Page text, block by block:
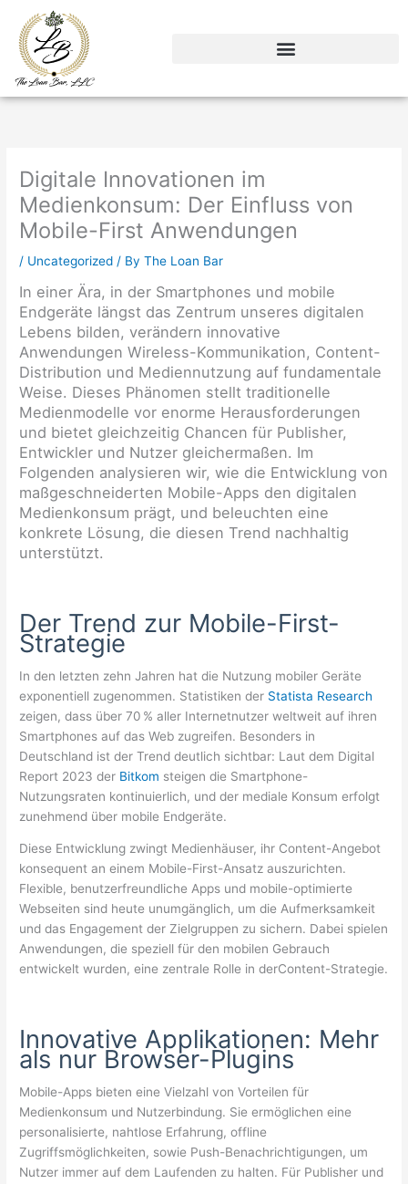
content
Digitale Innovationen im
Medienkonsum: Der Einfluss von
Mobile-First Anwendungen
/ Uncategorized / ByThe Loan Bar
In einer Ära, in der Smartphones und mobile
Endgeräte längst das Zentrum unseres digitalen
Lebens bilden, verändern innovative
Anwendungen Wireless-Kommunikation, Content-
Distribution und Mediennutzung auf fundamentale
Weise. Dieses Phänomen stellt traditionelle
Medienmodelle vor enorme Herausforderungen
und bietet gleichzeitig Chancen für Publisher,
Entwickler und Nutzer gleichermaßen. Im
Folgenden analysieren wir, wie die Entwicklung von
maßgeschneiderten Mobile-Apps den digitalen
Medienkonsum prägt, und beleuchten eine
konkrete Lösung, die diesen Trend nachhaltig
unterstützt.
Der Trend zur Mobile-First-
Strategie
In den letzten zehn Jahren hat die Nutzung mobiler Geräte
exponentiell zugenommen. Statistiken der Statista Research
zeigen, dass über 70 % aller Internetnutzer weltweit auf ihren
Smartphones auf das Web zugreifen. Besonders in
Deutschland ist der Trend deutlich sichtbar: Laut dem Digital
Report 2023 der Bitkom steigen die Smartphone-
Nutzungsraten kontinuierlich, und der mediale Konsum erfolgt
zunehmend über mobile Endgeräte.
Diese Entwicklung zwingt Medienhäuser, ihr Content-Angebot
konsequent an einem Mobile-First-Ansatz auszurichten.
Flexible, benutzerfreundliche Apps und mobile-optimierte
Webseiten sind heute unumgänglich, um die Aufmerksamkeit
und das Engagement der Zielgruppen zu sichern. Dabei spielen
Anwendungen, die speziell für den mobilen Gebrauch
entwickelt wurden, eine zentrale Rolle in derContent-Strategie.
Innovative Applikationen: Mehr
als nur Browser-Plugins
Mobile-Apps bieten eine Vielzahl von Vorteilen für
Medienkonsum und Nutzerbindung. Sie ermöglichen eine
personalisierte, nahtlose Erfahrung, offline
Zugriffsmöglichkeiten, sowie Push-Benachrichtigungen, um
Nutzer immer auf dem Laufenden zu halten. Für Publisher und